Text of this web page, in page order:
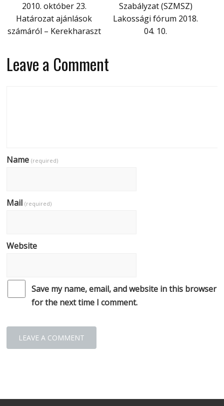
2010. október 23.
Szabályzat (SZMSZ)
Határozat ajánlások
számáról – Kerekharaszt
Lakossági fórum 2018.
04. 10.
Leave a Comment
Name(required)
Mail(required)
Website
Save my name, email, and website in this browser
for the next time I comment.